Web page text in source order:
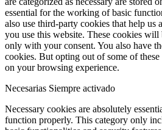
essential for the working of basic
also use third-party cookies that help us
you use this website. These cookies
only with your consent. You also have
cookies. But opting out of some of
on your browsing experience.
Necesarias Siempre activado
Necessary cookies are absolutely
function properly. This category only